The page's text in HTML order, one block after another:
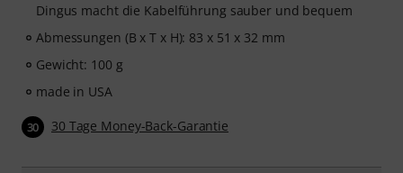
Dingus macht die Kabelführung sauber und bequem
Abmessungen (B x T x H): 83 x 51 x 32 mm
Gewicht: 100 g
made in USA
30 30 Tage Money-Back-Garantie